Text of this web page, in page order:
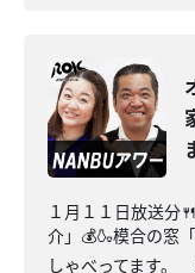
１月１１日放送分
介」💰🍶模合の窓
しゃべってます。